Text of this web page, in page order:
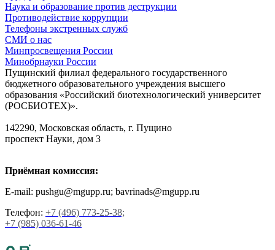
Наука и образование против деструкции
Противодействие коррупции
Телефоны экстренных служб
СМИ о нас
Минпросвещения России
Минобрнауки России
Пущинский филиал федерального государственного
бюджетного образовательного учреждения высшего
образования «Российский биотехнологический университет
(РОСБИОТЕХ)».
142290, Московская область, г. Пущино
проспект Науки, дом 3
Приёмная комиссия:
E-mail: pushgu@mgupp.ru; bavrinads@mgupp.ru
Телефон: +7 (496) 773-25-38;
+7 (985) 036-61-46